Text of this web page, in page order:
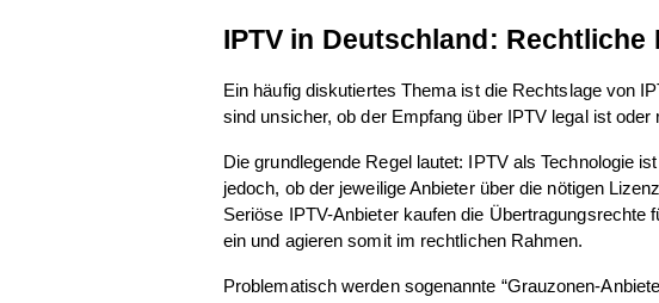
IPTV in Deutschland: Rechtliche
Ein häufig diskutiertes Thema ist die Rechtslage von
sind unsicher, ob der Empfang über IPTV legal ist oder
Die grundlegende Regel lautet: IPTV als Technologie
jedoch, ob der jeweilige Anbieter über die nötigen
Seriöse IPTV-Anbieter kaufen die Übertragungsrechte
ein und agieren somit im rechtlichen Rahmen.
Problematisch werden sogenannte “Grauzonen-